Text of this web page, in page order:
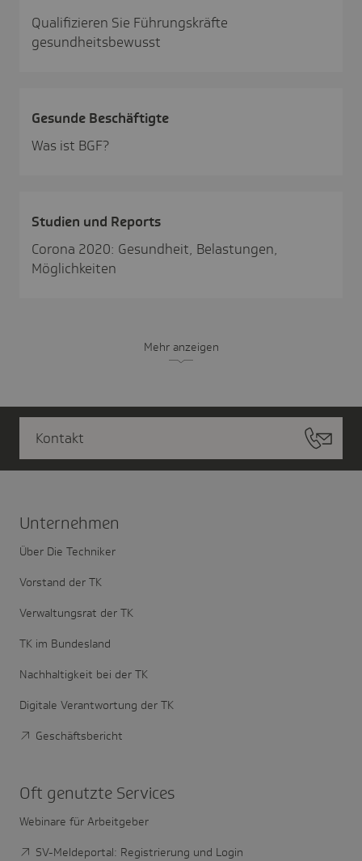
Qualifizieren Sie Führungskräfte
gesundheitsbewusst
Gesunde Beschäf­tigte
Was ist BGF?
Studien und Reports
Corona 2020: Gesundheit, Belastungen,
Möglichkeiten
Mehr anzeigen
Kontakt
Unter­nehmen
Über Die Techniker
Vorstand der TK
Verwaltungsrat der TK
TK im Bundesland
Nachhaltigkeit bei der TK
Digitale Verantwortung der TK
Geschäftsbericht
Oft genutzte Services
Webinare für Arbeitgeber
SV-Meldeportal: Registrierung und Login